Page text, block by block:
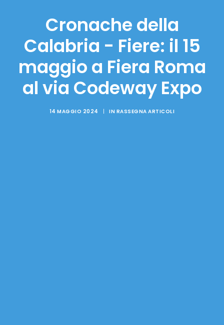
Cronache della
Calabria - Fiere: il 15
maggio a Fiera Roma
al via Codeway Expo
14 MAGGIO 2024 | IN RASSEGNA ARTICOLI